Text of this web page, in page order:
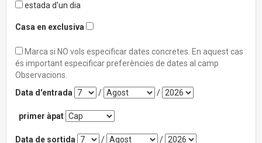
estada d'un dia
Casa en exclusiva
Marca si NO vols especificar dates concretes. En aquest cas
és important especificar preferències de dates al camp
Observacions.
Data d'entrada
/ /
primer àpat
Data de sortida / /